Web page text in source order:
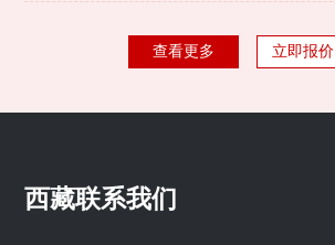
查看更多 立即报价
西藏联系我们